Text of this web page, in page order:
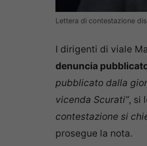
Lettera di contestazione
I dirigenti di viale
denuncia
pubblicato dalla
vicenda Scurati”, si
contestazione si
prosegue la nota.